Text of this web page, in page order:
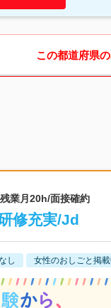
この都道府県
業月20h/面接確約
修充実/Jd
し 女性のおしごと掲